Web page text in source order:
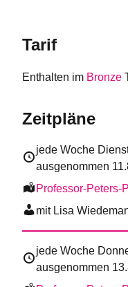
Tarif
Enthalten im Bronze
Zeitpläne
jede Woche
ausgenommen
Professor-Peters-
mit Lisa
jede Woche
ausgenommen